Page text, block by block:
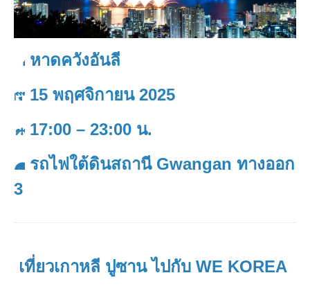
หาดควังอันลี
15 พฤศจิกายน 2025
17:00 – 23:00 น.
รถไฟใต้ดินสถานี Gwangan ทางออก
3
เที่ยวเกาหลี ปูซาน ไปกับ WE KOREA